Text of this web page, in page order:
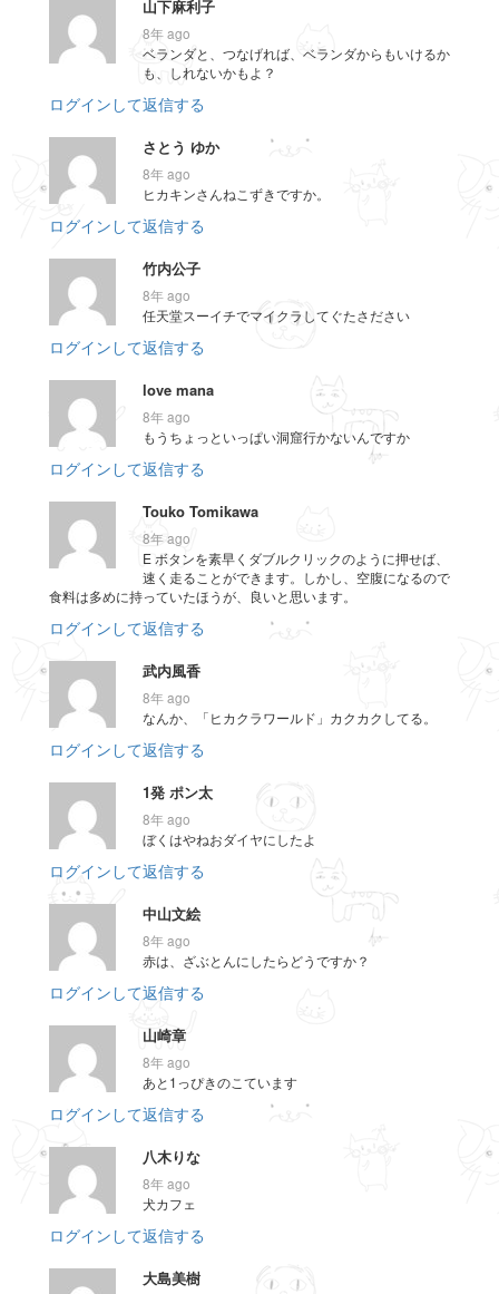
山下麻利子
8年 ago
ベランダと、つなげれば、ベランダからもいけるか
も、しれないかもよ？
ログインして返信する
さとう ゆか
8年 ago
ヒカキンさんねこずきですか。
ログインして返信する
竹内公子
8年 ago
任天堂スーイチでマイクラしてぐたさださい
ログインして返信する
love mana
8年 ago
もうちょっといっぱい洞窟行かないんですか
ログインして返信する
Touko Tomikawa
8年 ago
E ボタンを素早くダブルクリックのように押せば、
速く走ることができます。しかし、空腹になるので
食料は多めに持っていたほうが、良いと思います。
ログインして返信する
武内風香
8年 ago
なんか、「ヒカクラワールド」カクカクしてる。
ログインして返信する
1発 ポン太
8年 ago
ぼくはやねおダイヤにしたよ
ログインして返信する
中山文絵
8年 ago
赤は、ざぶとんにしたらどうですか？
ログインして返信する
山崎章
8年 ago
あと1っぴきのこています
ログインして返信する
八木りな
8年 ago
犬カフェ
ログインして返信する
大島美樹